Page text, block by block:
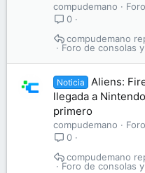
compudemano
0
Foro de consolas
compudemano
Noticia
Aliens:
llegada a
primero
compudemano
0
Foro de consolas
compudemano